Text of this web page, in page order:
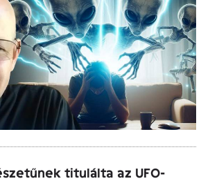
titulálta az UFO-